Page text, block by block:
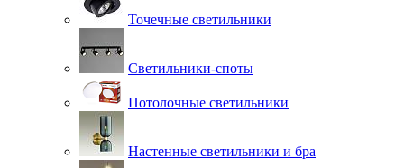
Точечные светильники
Светильники-споты
Потолочные светильники
Настенные светильники и бра